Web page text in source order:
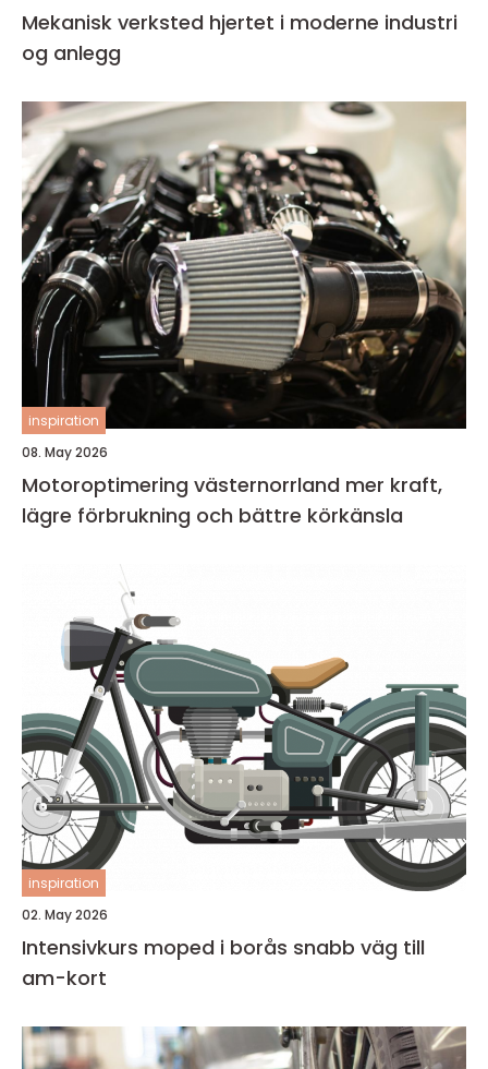
Mekanisk verksted hjertet i moderne industri
og anlegg
inspiration
08. May 2026
Motoroptimering västernorrland mer kraft,
lägre förbrukning och bättre körkänsla
inspiration
02. May 2026
Intensivkurs moped i borås snabb väg till
am-kort